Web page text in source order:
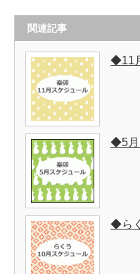
関連記事
◆11
◆5月
◆ら